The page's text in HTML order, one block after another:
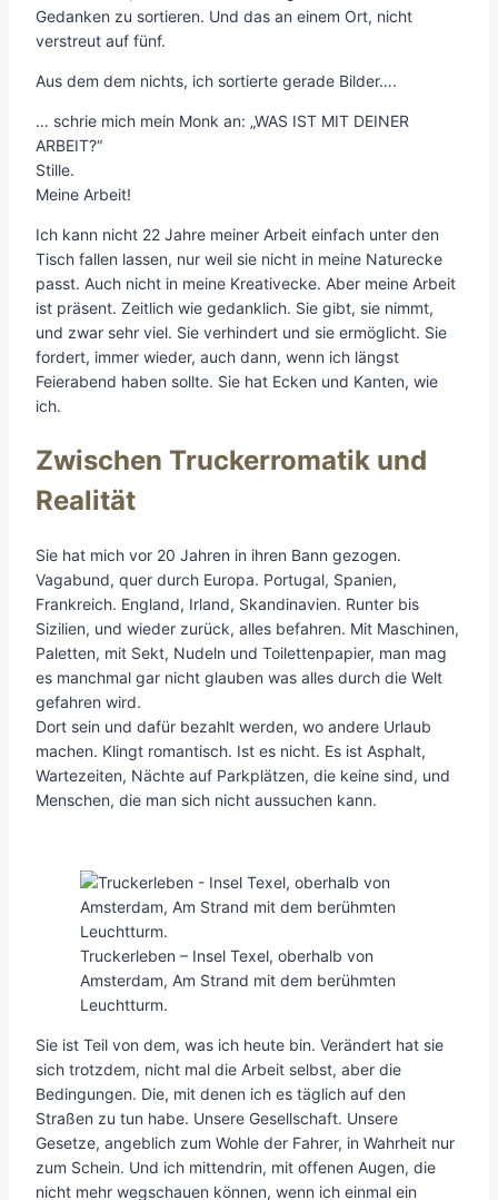
Gedanken zu sortieren. Und das an einem Ort, nicht
verstreut auf fünf.
Aus dem dem nichts, ich sortierte gerade Bilder….
… schrie mich mein Monk an: „WAS IST MIT DEINER
ARBEIT?“
Stille.
Meine Arbeit!
Ich kann nicht 22 Jahre meiner Arbeit einfach unter den
Tisch fallen lassen, nur weil sie nicht in meine Naturecke
passt. Auch nicht in meine Kreativecke. Aber meine Arbeit
ist präsent. Zeitlich wie gedanklich. Sie gibt, sie nimmt,
und zwar sehr viel. Sie verhindert und sie ermöglicht. Sie
fordert, immer wieder, auch dann, wenn ich längst
Feierabend haben sollte. Sie hat Ecken und Kanten, wie
ich.
Zwischen Truckerromatik und
Realität
Sie hat mich vor 20 Jahren in ihren Bann gezogen.
Vagabund, quer durch Europa. Portugal, Spanien,
Frankreich. England, Irland, Skandinavien. Runter bis
Sizilien, und wieder zurück, alles befahren. Mit Maschinen,
Paletten, mit Sekt, Nudeln und Toilettenpapier, man mag
es manchmal gar nicht glauben was alles durch die Welt
gefahren wird.
Dort sein und dafür bezahlt werden, wo andere Urlaub
machen. Klingt romantisch. Ist es nicht. Es ist Asphalt,
Wartezeiten, Nächte auf Parkplätzen, die keine sind, und
Menschen, die man sich nicht aussuchen kann.
Truckerleben – Insel Texel, oberhalb von
Amsterdam, Am Strand mit dem berühmten
Leuchtturm.
Sie ist Teil von dem, was ich heute bin. Verändert hat sie
sich trotzdem, nicht mal die Arbeit selbst, aber die
Bedingungen. Die, mit denen ich es täglich auf den
Straßen zu tun habe. Unsere Gesellschaft. Unsere
Gesetze, angeblich zum Wohle der Fahrer, in Wahrheit nur
zum Schein. Und ich mittendrin, mit offenen Augen, die
nicht mehr wegschauen können, wenn ich einmal ein